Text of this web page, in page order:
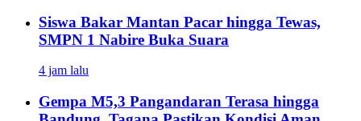
Siswa Bakar Mantan Pacar hingga Tewas,
SMPN 1 Nabire Buka Suara
4 jam lalu
Gempa M5,3 Pangandaran Terasa hingga